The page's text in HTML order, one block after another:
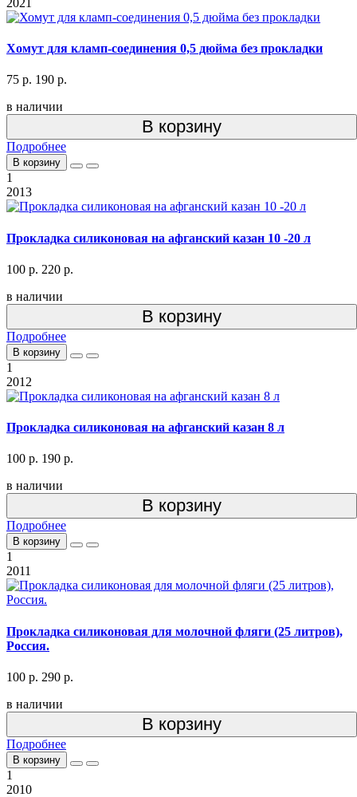
Хомут для кламп-соединения 0,5 дюйма без прокладки
75 р. 190 р.
в наличии
В корзину
Подробнее
В корзину
1
2013
Прокладка силиконовая на афганский казан 10 -20 л
100 р. 220 р.
в наличии
В корзину
Подробнее
В корзину
1
2012
Прокладка силиконовая на афганский казан 8 л
100 р. 190 р.
в наличии
В корзину
Подробнее
В корзину
1
2011
Прокладка силиконовая для молочной фляги (25 литров),
Россия.
100 р. 290 р.
в наличии
В корзину
Подробнее
В корзину
1
2010